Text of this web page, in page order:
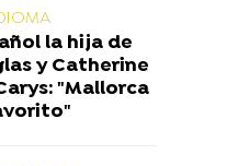
la hija de
y Catherine
"Mallorca